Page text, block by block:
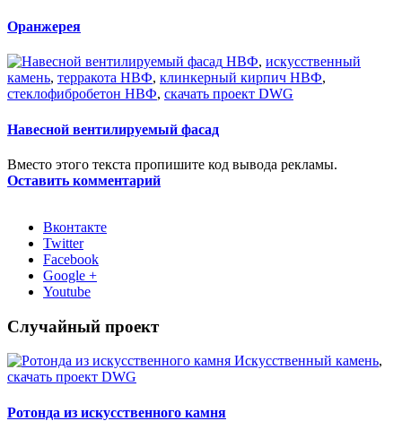
Оранжерея
НВФ, искусственный
камень, терракота НВФ, клинкерный кирпич НВФ,
стеклофибробетон НВФ, скачать проект DWG
Навесной вентилируемый фасад
Вместо этого текста пропишите код вывода рекламы.
Оставить комментарий
Вконтакте
Twitter
Facebook
Google +
Youtube
Случайный проект
Искусственный камень,
скачать проект DWG
Ротонда из искусственного камня